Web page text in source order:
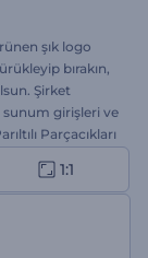
şık logo
bırakın,
Şirket
sunum girişleri ve
Parçacıkları
1:1